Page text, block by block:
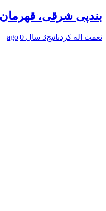
بندپی شرقی،
نعمت اله کردنائیج3 سال ago 0